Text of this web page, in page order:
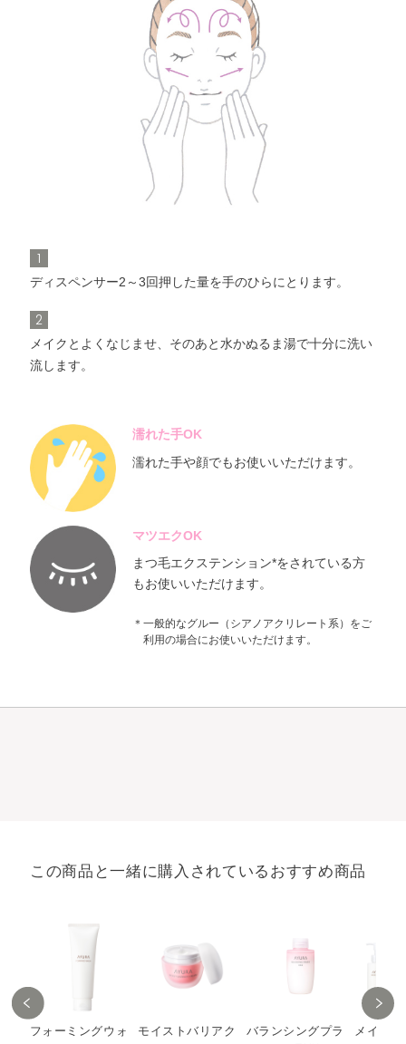
1
ディスペンサー2～3回押した量を手のひらにとります。
2
メイクとよくなじませ、そのあと水かぬるま湯で十分に洗い
流します。
濡れた手OK
濡れた手や顔でもお使いいただけます。
マツエクOK
まつ毛エクステンション*をされている方
もお使いいただけます。
＊一般的なグルー（シアノアクリレート系）をご
利用の場合にお使いいただけます。
洗顔料
角層ケア化粧水
この商品と一緒に購入されているおすすめ商品
フォーミングウォ
モイストバリアク
バランシングプラ
メイク